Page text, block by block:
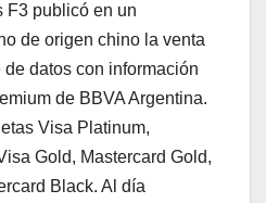
F3 publicó en un
de origen chino la venta
datos con información
de BBVA Argentina.
Visa Platinum,
Gold, Mastercard Gold,
Black. Al día